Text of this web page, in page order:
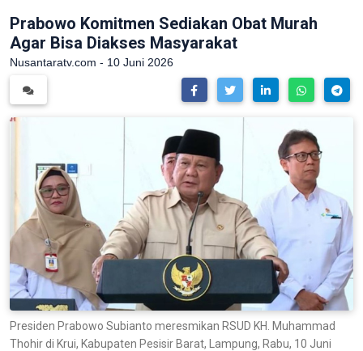
Prabowo Komitmen Sediakan Obat Murah
Agar Bisa Diakses Masyarakat
Nusantaratv.com - 10 Juni 2026
Presiden Prabowo Subianto meresmikan RSUD KH. Muhammad
Thohir di Krui, Kabupaten Pesisir Barat, Lampung, Rabu, 10 Juni